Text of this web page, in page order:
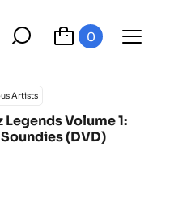
0
Artists
Legends Volume 1:
(DVD)